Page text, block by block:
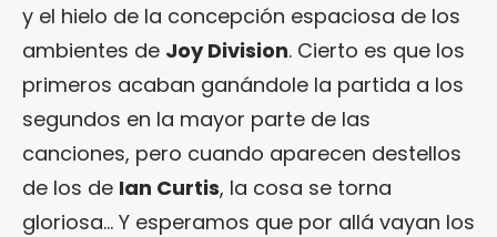
y el hielo de la concepción espaciosa de los
ambientes de Joy Division. Cierto es que los
primeros acaban ganándole la partida a los
segundos en la mayor parte de las
canciones, pero cuando aparecen destellos
de los de Ian Curtis, la cosa se torna
gloriosa… Y esperamos que por allá vayan los